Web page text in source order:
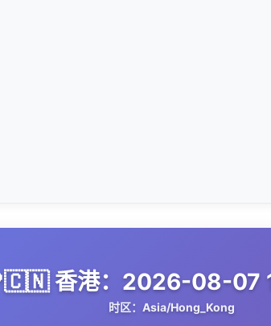
香港：2026-08-07
时区：Asia/Hong_Kong